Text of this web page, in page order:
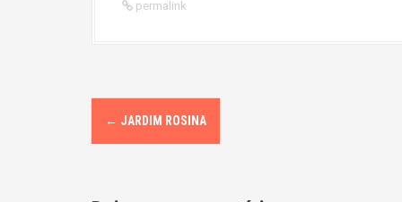
permalink
P
o
← JARDIM ROSINA